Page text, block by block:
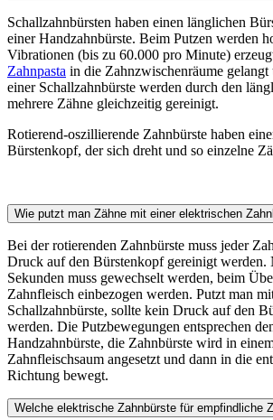
Schallzahnbürsten haben einen länglichen
einer Handzahnbürste. Beim Putzen werden
Vibrationen (bis zu 60.000 pro Minute)
Zahnpasta in die Zahnzwischenräume
einer Schallzahnbürste werden durch den
mehrere Zähne gleichzeitig gereinigt.
Rotierend-oszillierende Zahnbürste haben
Bürstenkopf, der sich dreht und so einzelne
Wie putzt man Zähne mit einer elektrischen
Bei der rotierenden Zahnbürste muss jeder
Druck auf den Bürstenkopf gereinigt werden.
Sekunden muss gewechselt werden, beim
Zahnfleisch einbezogen werden. Putzt man
Schallzahnbürste, sollte kein Druck auf den
werden. Die Putzbewegungen entsprechen
Handzahnbürste, die Zahnbürste wird in
Zahnfleischsaum angesetzt und dann in die
Richtung bewegt.
Welche elektrische Zahnbürste für empfindliche